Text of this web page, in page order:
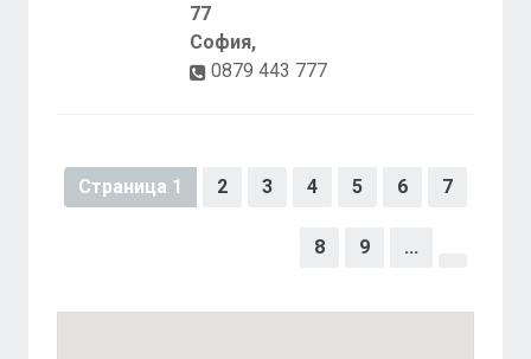
77
София,
0879 443 777
Страница 1 2 3 4 5 6 7
8 9 ...